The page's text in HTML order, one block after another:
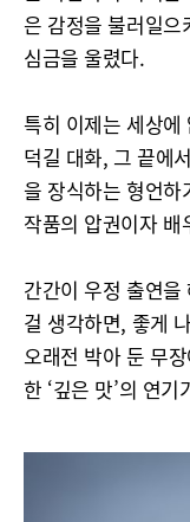
은 감정을 불러일으
심금을 울렸다.
특히 이제는 세상에
덕길 대화, 그 끝에
을 장식하는 형언하
작품의 압권이자
간간이 우정 출연
걸 생각하면, 좋게
오래전 박아 둔 무
한 ‘깊은 맛’의 연기